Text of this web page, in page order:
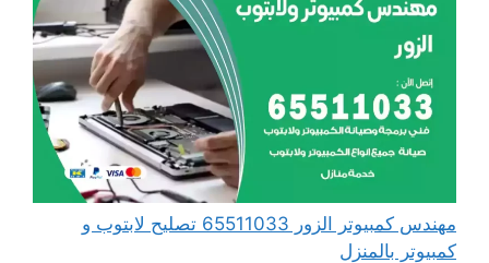
مهندس كمبيوتر الزور 65511033 تصليح لابتوب و
كمبيوتر بالمنزل